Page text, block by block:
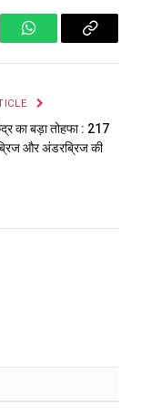
WhatsAppCopy
का बड़ा तोहफा : 217
और अंडरब्रिज की